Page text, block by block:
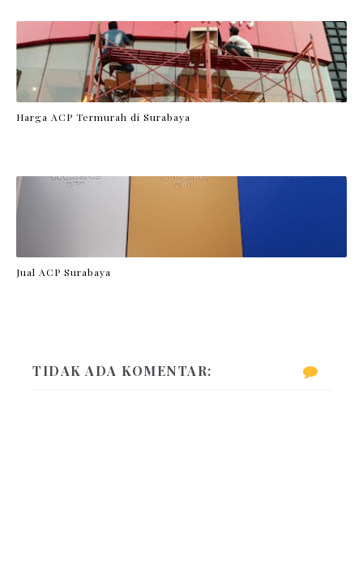
Harga ACP Termurah di Surabaya
Jual ACP Surabaya
TIDAK ADA KOMENTAR: